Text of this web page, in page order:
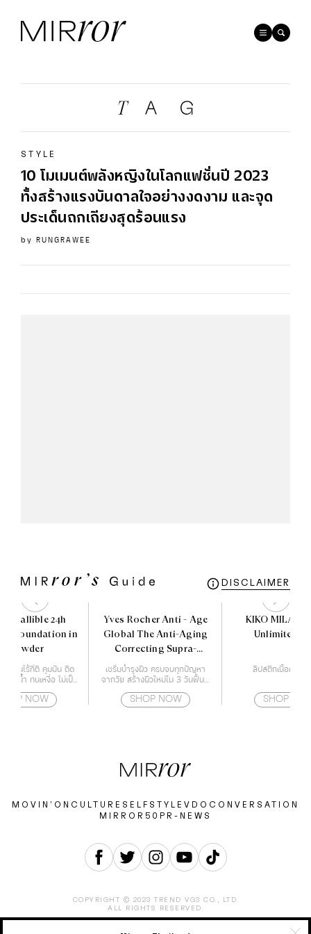
STYLE
10 โมเมนต์พลังหญิงในโลกแฟชั่นปี 2023
ทั้งสร้างแรงบันดาลใจอย่างงดงาม และจุด
ประเด็นถกเถียงสุดร้อนแรง
by RUNGRAWEE
DISCLAIMER
infallible 24h
foundation in
a powder
บเนียนไร้ที่ติ คุมมัน ติด
ทนน้ำ ทนเหงื่อ ไม่เป็น
NOW
Yves Rocher Anti - Age
Global The Anti-Aging
Correcting Supra-
Essence 50 ml.
เซรั่มบำรุงผิว ครบจบทุกปัญหา
จากวัย สร้างผิวใหม่ใน 3 วันฟื้นฟู
เนื่องจากอายุ เร่งกระตุ้นสร้างผิว
SHOP NOW
KIKO
Unlimited
ลิปสติกเนื้อครีม
SHOP
MOVIN’ON CULTURE SELF STYLE VDO CONVERSATION
MIRROR50 PR-NEWS
COPYRIGHT © 2023 TREND VG3 CO., LTD.
ALL RIGHTS RESERVED.